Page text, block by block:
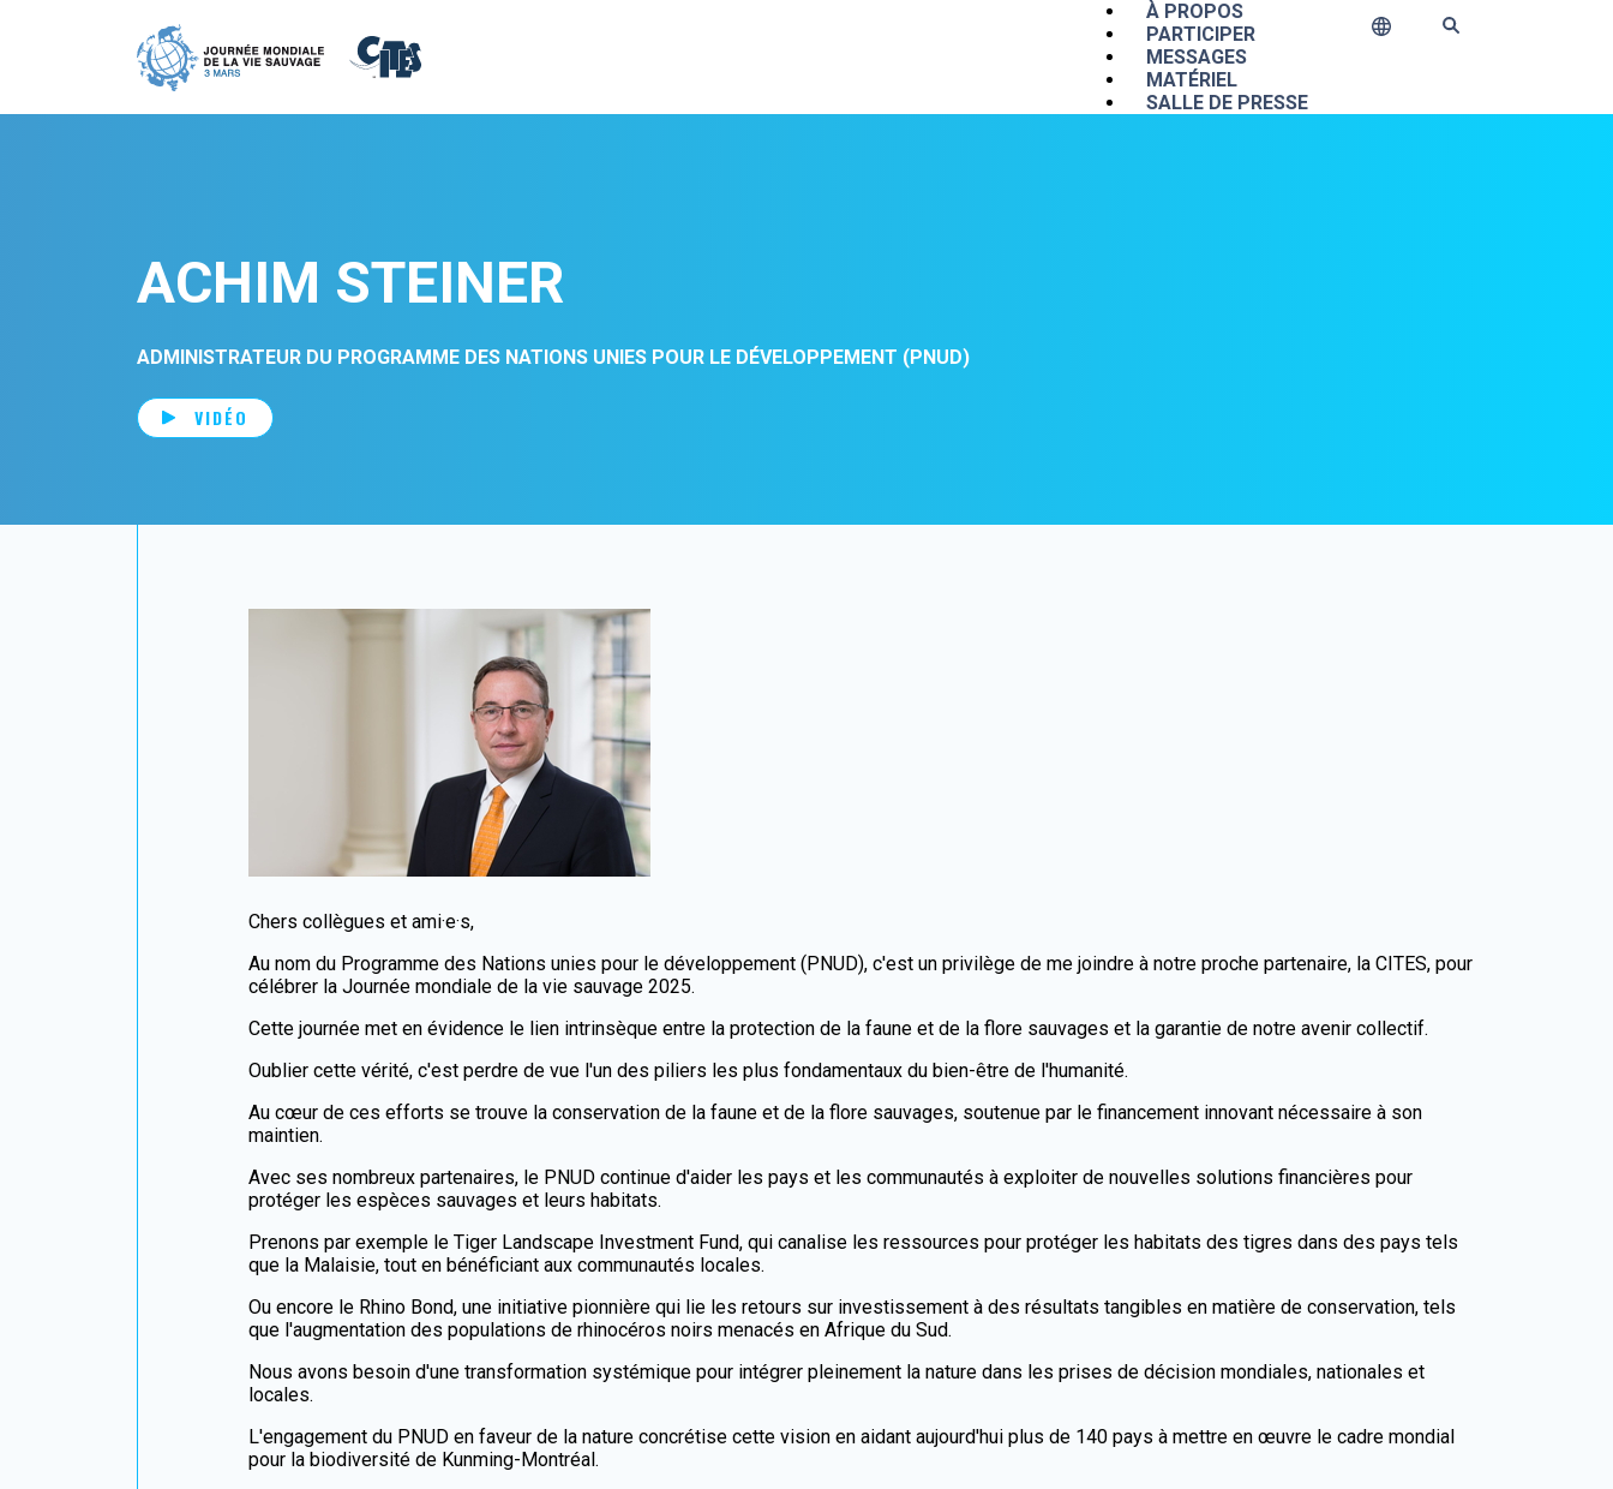
Main navigation
À PROPOS
PARTICIPER
MESSAGES
MATÉRIEL
SALLE DE PRESSE
ACHIM STEINER
ADMINISTRATEUR DU PROGRAMME DES NATIONS UNIES POUR LE DÉVELOPPEMENT (PNUD)
VIDÉO
Chers collègues et ami·e·s,
Au nom du Programme des Nations unies pour le développement (PNUD), c'est un privilège de me joindre à notre proche partenaire, la CITES, pour
célébrer la Journée mondiale de la vie sauvage 2025.
Cette journée met en évidence le lien intrinsèque entre la protection de la faune et de la flore sauvages et la garantie de notre avenir collectif.
Oublier cette vérité, c'est perdre de vue l'un des piliers les plus fondamentaux du bien-être de l'humanité.
Au cœur de ces efforts se trouve la conservation de la faune et de la flore sauvages, soutenue par le financement innovant nécessaire à son
maintien.
Avec ses nombreux partenaires, le PNUD continue d'aider les pays et les communautés à exploiter de nouvelles solutions financières pour
protéger les espèces sauvages et leurs habitats.
Prenons par exemple le Tiger Landscape Investment Fund, qui canalise les ressources pour protéger les habitats des tigres dans des pays tels
que la Malaisie, tout en bénéficiant aux communautés locales.
Ou encore le Rhino Bond, une initiative pionnière qui lie les retours sur investissement à des résultats tangibles en matière de conservation, tels
que l'augmentation des populations de rhinocéros noirs menacés en Afrique du Sud.
Nous avons besoin d'une transformation systémique pour intégrer pleinement la nature dans les prises de décision mondiales, nationales et
locales.
L'engagement du PNUD en faveur de la nature concrétise cette vision en aidant aujourd'hui plus de 140 pays à mettre en œuvre le cadre mondial
pour la biodiversité de Kunming-Montréal.